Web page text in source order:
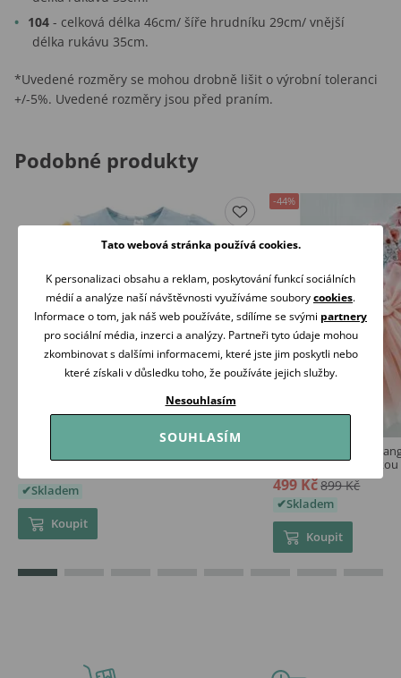
104 - celková délka 46cm/ šíře hrudníku 29cm/ vnější
délka rukávu 35cm.
*Uvedené rozměry se mohou drobně lišit o výrobní toleranci
+/-5%. Uvedené rozměry jsou před praním.
Podobné produkty
369 Kč
Skladem
Koupit
-44%
Helen Tylové šaty
meruňkovou sukýnkou
499 Kč899 Kč
Skladem
Koupit
Tato webová stránka používá cookies.
K personalizaci obsahu a reklam, poskytování funkcí sociálních
médií a analýze naší návštěvnosti využíváme souborycookies.
Informace o tom, jak náš web používáte, sdílíme se svými partnery
pro sociální média, inzerci a analýzy. Partneři tyto údaje mohou
zkombinovat s dalšími informacemi, které jste jim poskytli nebo
které získali v důsledku toho, že používáte jejich služby.
Nesouhlasím
SOUHLASÍM